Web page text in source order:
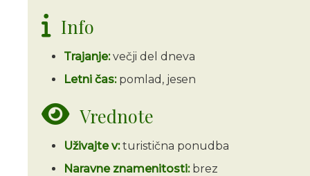
Info
Trajanje:večji del dneva
Letni čas:pomlad, jesen
Vrednote
Uživajte v:turistična ponudba
Naravne znamenitosti:brez